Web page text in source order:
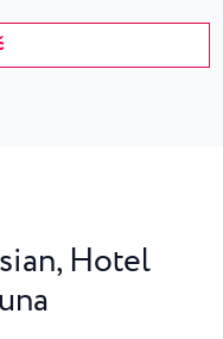
Hotel